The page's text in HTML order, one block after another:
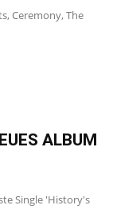
Ceremony, The
ALBUM
Single 'History's